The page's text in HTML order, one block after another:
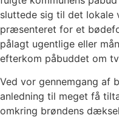
sluttede sig til det lokale
præsenteret for et
pålagt ugentlige eller
efterkom påbuddet om
Ved vor gennemgang af
anledning til meget få
omkring brøndens